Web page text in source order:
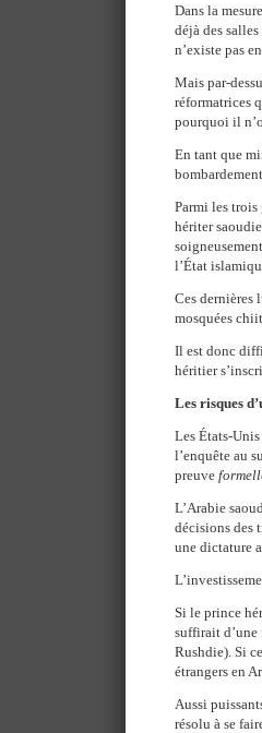
Dans la
déjà des
n’existe pas
Mais par-
réformatrices
pourquoi il
En tant que
Parmi les trois
hériter
l’État
Ces dernières
mosquées
Il est donc
héritier
Les risques
Les États-
l’enquête au
preuve
L’Arabie
décisions des
une dictature
Si le prince
suffirait d’une
Rushdie). Si
étrangers en
Aussi
résolu à se